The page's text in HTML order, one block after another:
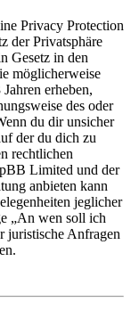
Privacy Protection
der Privatsphäre
Gesetz in den
möglicherweise
erheben,
des oder
du dir unsicher
der du dich zu
rechtlichen
Limited und der
anbieten kann
jeglicher
„An wen soll ich
juristische Anfragen